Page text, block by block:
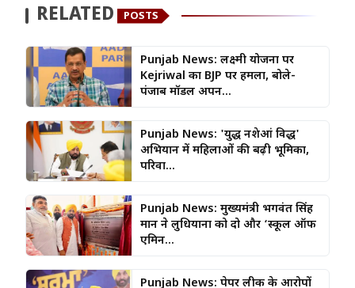
RELATED POSTS
Punjab News: लक्ष्मी योजना पर
Kejriwal का BJP पर हमला, बोले-
पंजाब मॉडल अपन...
Punjab News: 'युद्ध नशेआं विरुद्ध'
अभियान में महिलाओं की बढ़ी भूमिका,
परिवा...
Punjab News: मुख्यमंत्री भगवंत सिंह
मान ने लुधियाना को दो और ‘स्कूल ऑफ
एमिन...
Punjab News: पेपर लीक के आरोपों